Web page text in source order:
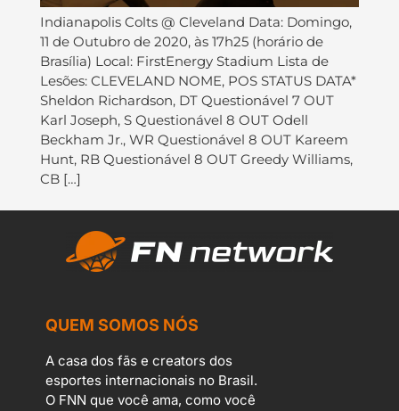
Indianapolis Colts @ Cleveland Data: Domingo,
11 de Outubro de 2020, às 17h25 (horário de
Brasília) Local: FirstEnergy Stadium Lista de
Lesões: CLEVELAND NOME, POS STATUS DATA*
Sheldon Richardson, DT Questionável 7 OUT
Karl Joseph, S Questionável 8 OUT Odell
Beckham Jr., WR Questionável 8 OUT Kareem
Hunt, RB Questionável 8 OUT Greedy Williams,
CB […]
QUEM SOMOS NÓS
A casa dos fãs e creators dos
esportes internacionais no Brasil.
O FNN que você ama, como você